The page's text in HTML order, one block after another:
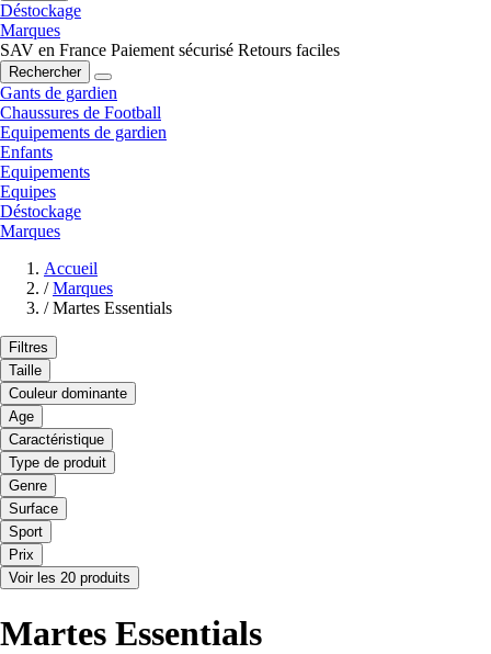
Déstockage
Marques
SAV en France Paiement sécurisé Retours faciles
Rechercher
Gants de gardien
Chaussures de Football
Equipements de gardien
Enfants
Equipements
Equipes
Déstockage
Marques
Accueil
/ Marques
/ Martes Essentials
Filtres
Taille
Couleur dominante
Age
Caractéristique
Type de produit
Genre
Surface
Sport
Prix
Voir les 20 produits
Martes Essentials